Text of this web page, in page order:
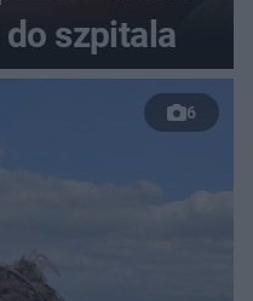
szpitala
6